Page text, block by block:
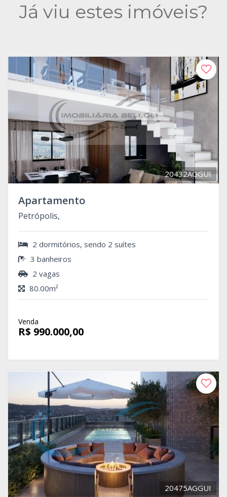
Já viu estes imóveis?
20432AGGUI
Apartamento
Petrópolis,
2 dormitórios, sendo 2 suítes
3 banheiros
2 vagas
80.00m²
Venda
R$ 990.000,00
20475AGGUI